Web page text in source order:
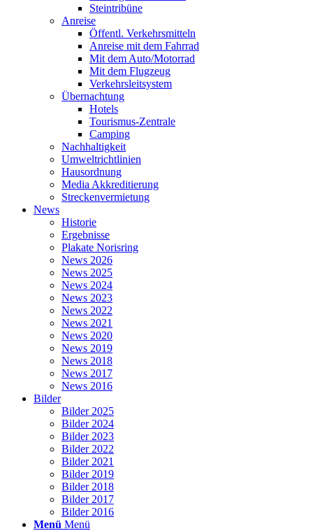
Steintribüne
Anreise
Öffentl. Verkehrsmitteln
Anreise mit dem Fahrrad
Mit dem Auto/Motorrad
Mit dem Flugzeug
Verkehrsleitsystem
Übernachtung
Hotels
Tourismus-Zentrale
Camping
Nachhaltigkeit
Umweltrichtlinien
Hausordnung
Media Akkreditierung
Streckenvermietung
News
Historie
Ergebnisse
Plakate Norisring
News 2026
News 2025
News 2024
News 2023
News 2022
News 2021
News 2020
News 2019
News 2018
News 2017
News 2016
Bilder
Bilder 2025
Bilder 2024
Bilder 2023
Bilder 2022
Bilder 2021
Bilder 2019
Bilder 2018
Bilder 2017
Bilder 2016
Menü Menü